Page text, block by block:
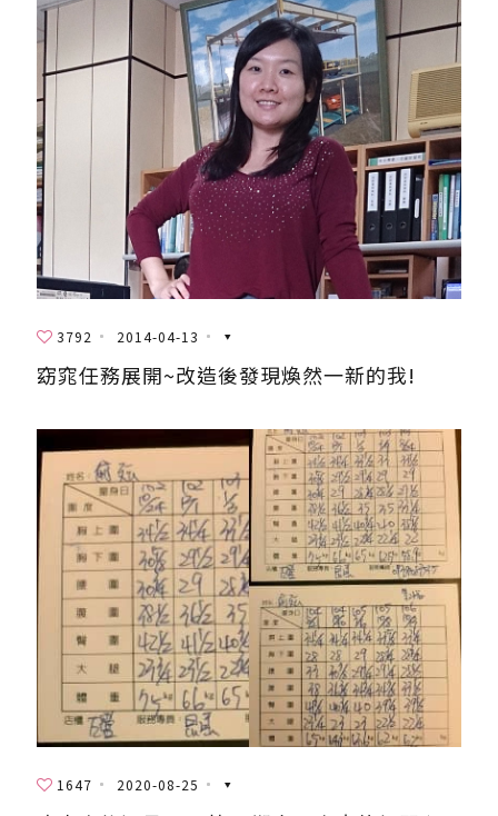
3792 2014-04-13
窈窕任務展開~改造後發現煥然一新的我!
1647 2020-08-25